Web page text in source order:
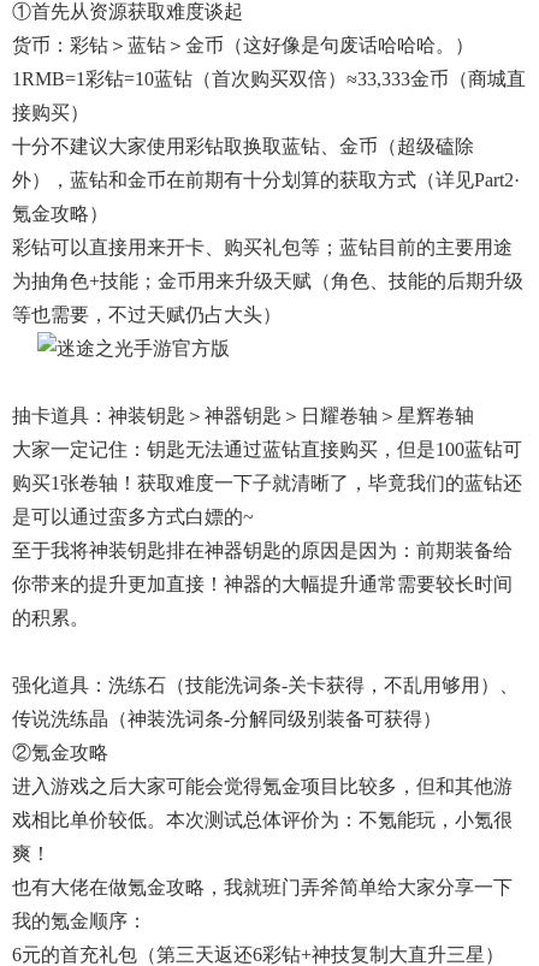
①首先从资源获取难度谈起
货币：彩钻＞蓝钻＞金币（这好像是句废话哈哈哈。）
1RMB=1彩钻=10蓝钻（首次购买双倍）≈33,333金币（商城直
接购买）
十分不建议大家使用彩钻取换取蓝钻、金币（超级磕除
外），蓝钻和金币在前期有十分划算的获取方式（详见part2·
氪金攻略）
彩钻可以直接用来开卡、购买礼包等；蓝钻目前的主要用途
为抽角色+技能；金币用来升级天赋（角色、技能的后期升级
等也需要，不过天赋仍占大头）
抽卡道具：神装钥匙＞神器钥匙＞日耀卷轴＞星辉卷轴
大家一定记住：钥匙无法通过蓝钻直接购买，但是100蓝钻可
购买1张卷轴！获取难度一下子就清晰了，毕竟我们的蓝钻还
是可以通过蛮多方式白嫖的~
至于我将神装钥匙排在神器钥匙的原因是因为：前期装备给
你带来的提升更加直接！神器的大幅提升通常需要较长时间
的积累。
强化道具：洗练石（技能洗词条-关卡获得，不乱用够用）、
传说洗练晶（神装洗词条-分解同级别装备可获得）
②氪金攻略
进入游戏之后大家可能会觉得氪金项目比较多，但和其他游
戏相比单价较低。本次测试总体评价为：不氪能玩，小氪很
爽！
也有大佬在做氪金攻略，我就班门弄斧简单给大家分享一下
我的氪金顺序：
6元的首充礼包（第三天返还6彩钻+神技复制大直升三星）